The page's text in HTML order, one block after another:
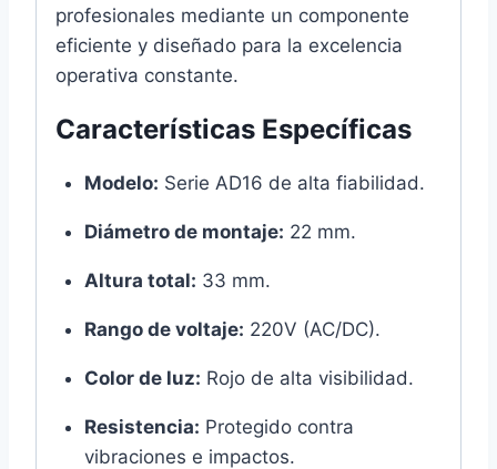
profesionales mediante un componente
eficiente y diseñado para la excelencia
operativa constante.
Características Específicas
Modelo: Serie AD16 de alta fiabilidad.
Diámetro de montaje: 22 mm.
Altura total: 33 mm.
Rango de voltaje: 220V (AC/DC).
Color de luz: Rojo de alta visibilidad.
Resistencia: Protegido contra
vibraciones e impactos.